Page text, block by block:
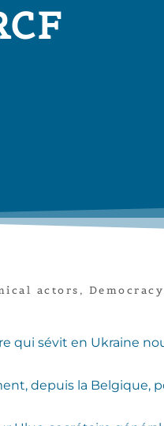
actors , Democracy
qui sévit en Ukraine
depuis la Belgique,